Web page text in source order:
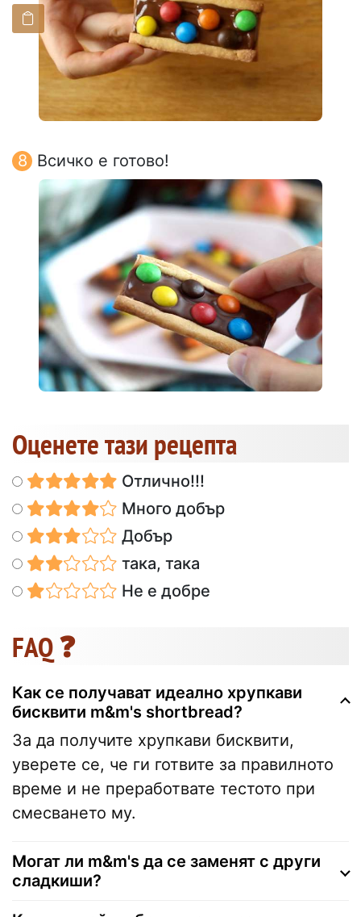
Всичко е готово!
Оценете тази рецепта
Отлично!!!
Много добър
Добър
така, така
Не е добре
FAQ ❓
Как се получават идеално хрупкави
бисквити m&m's shortbread?
За да получите хрупкави бисквити,
уверете се, че ги готвите за правилното
време и не преработвате тестото при
смесването му.
Могат ли m&m's да се заменят с други
сладкиши?